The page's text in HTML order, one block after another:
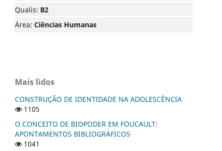
Qualis: B2
Área: Ciências Humanas
Mais lidos
CONSTRUÇÃO DE IDENTIDADE NA ADOLESCÊNCIA
1105
O CONCEITO DE BIOPODER EM FOUCAULT:
APONTAMENTOS BIBLIOGRÁFICOS
1041